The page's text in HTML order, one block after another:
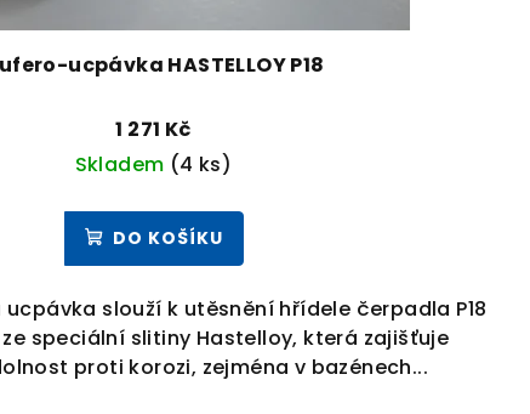
ucpávka HASTELLOY P18
1 271 Kč
Skladem (4 ks)
DO KOŠÍKU
slouží k utěsnění hřídele čerpadla P18
speciální slitiny Hastelloy, která zajišťuje
proti korozi, zejména v bazénech...